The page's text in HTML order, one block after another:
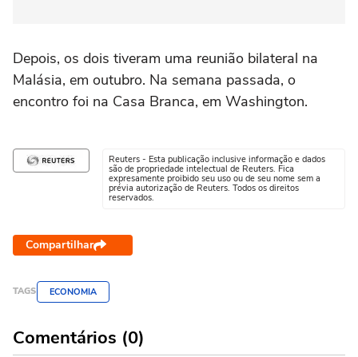
Depois, os dois tiveram uma reunião bilateral na
Malásia, em outubro. Na semana passada, o
encontro foi na Casa Branca, em Washington.
Reuters - Esta publicação inclusive informação e dados
são de propriedade intelectual de Reuters. Fica
expresamente proibido seu uso ou de seu nome sem a
prévia autorização de Reuters. Todos os direitos
reservados.
Compartilhar
TAGS ECONOMIA
Comentários (0)